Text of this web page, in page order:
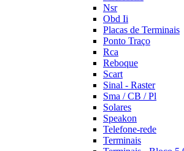
Nsr
Obd Ii
Placas de Terminais
Ponto Traço
Rca
Reboque
Scart
Sinal - Raster
Sma / CB / Pl
Solares
Speakon
Telefone-rede
Terminais